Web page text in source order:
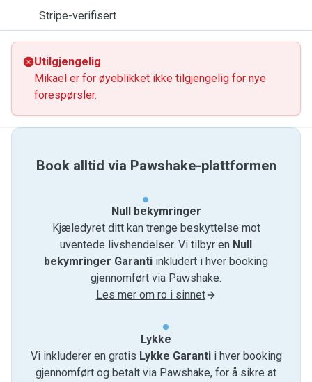
Stripe-verifisert
Utilgjengelig
Mikael er for øyeblikket ikke tilgjengelig for nye
forespørsler.
Book alltid via Pawshake-plattformen
Null bekymringer
Kjæledyret ditt kan trenge beskyttelse mot
uventede livshendelser. Vi tilbyr en Null
bekymringer Garanti inkludert i hver booking
gjennomført via Pawshake.
Les mer om ro i sinnet
Lykke
Vi inkluderer en gratis Lykke Garantii hver booking
gjennomført og betalt via Pawshake, for å sikre at